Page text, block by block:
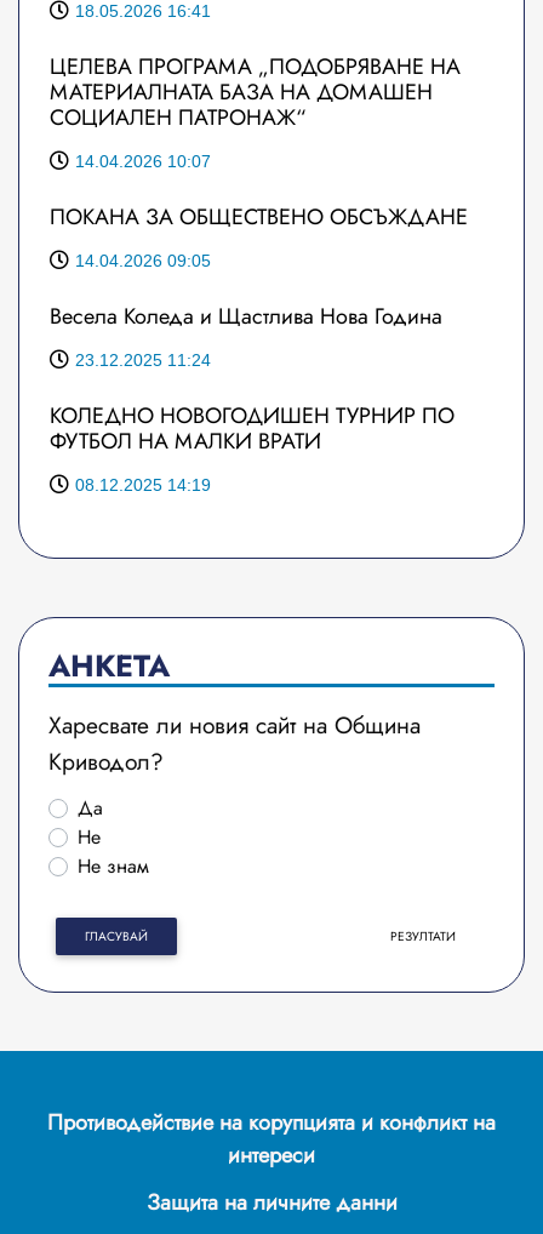
18.05.2026 16:41
ЦЕЛЕВА ПРОГРАМА „ПОДОБРЯВАНЕ НА
МАТЕРИАЛНАТА БАЗА НА ДОМАШЕН
СОЦИАЛЕН ПАТРОНАЖ“
14.04.2026 10:07
ПОКАНА ЗА ОБЩЕСТВЕНО ОБСЪЖДАНЕ
14.04.2026 09:05
Весела Коледа и Щастлива Нова Година
23.12.2025 11:24
КОЛЕДНО НОВОГОДИШЕН ТУРНИР ПО
ФУТБОЛ НА МАЛКИ ВРАТИ
08.12.2025 14:19
АНКЕТА
Харесвате ли новия сайт на Община
Криводол?
Да
Не
Не знам
ГЛАСУВАЙ РЕЗУЛТАТИ
Противодействие на корупцията и конфликт на
интереси
Защита на личните данни